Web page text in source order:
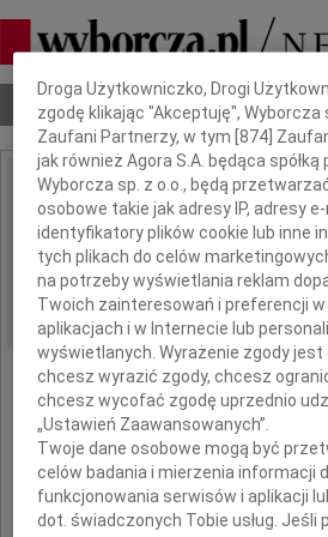
Nekrologi Odeszli Poradnik
IMIĘ I NAZWISKO: Ryszard
REGION: Poznań
DATA EMISJI: 02.09.2014
Z
że w dniu 30
Dbamy o Twoją prywatność
Droga Użytkowniczko, Drogi
zgodę klikając "Akceptuję", Wyborcza
Zaufani Partnerzy, w tym [874 ]
jak również Agora S.A. będąca spółką
Wyborcza sp. z o.o., będą
osobowe takie jak adresy IP, adresy
identyfikatory plików cookie lub inne
tych plikach do celów
na potrzeby wyświetlania reklam
Twoich zainteresowań i preferencji
aplikacjach i w Internecie lub
wyświetlanych. Wyrażenie zgody jest
chcesz wyrazić zgody, chcesz
chcesz wycofać zgodę uprzednio
„Ustawień Zaawansowanych”.
Twoje dane osobowe mogą być
celów badania i mierzenia informacji
funkcjonowania serwisów i aplikacji
dot. świadczonych Tobie usług. Jeśli